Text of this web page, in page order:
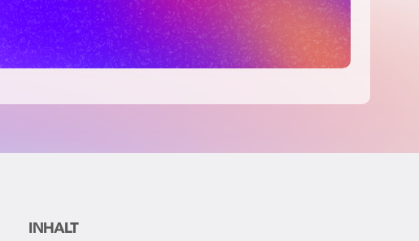
INHALT